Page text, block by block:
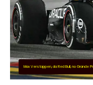
Max Verstappen, da Red Bull, no Grande